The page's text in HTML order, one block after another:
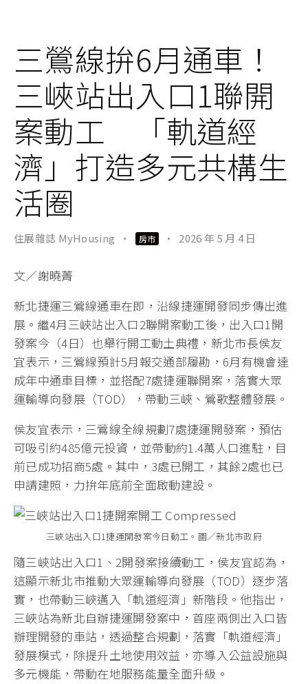
三鶯線拚6月通車！
三峽站出入口1聯開
案動工 「軌道經
濟」打造多元共構生
活圈
住展雜誌 MyHousing · 房市 · 2026 年 5 月 4 日
文／謝曉菁
新北捷運三鶯線通車在即，沿線捷運開發同步傳出進
展。繼4月三峽站出入口2聯開案動工後，出入口1開
發案今（4日）也舉行開工動土典禮，新北市長侯友
宜表示，三鶯線預計5月報交通部履勘，6月有機會達
成年中通車目標，並搭配7處捷運聯開案，落實大眾
運輸導向發展（TOD），帶動三峽、鶯歌整體發展。
侯友宜表示，三鶯線全線規劃7處捷運開發案，預估
可吸引約485億元投資，並帶動約1.4萬人口進駐，目
前已成功招商5處。其中，3處已開工，其餘2處也已
申請建照，力拚年底前全面啟動建設。
三峽站出入口1捷運開發案今日動工。圖／新北市政府
隨三峽站出入口1、2開發案接續動工，侯友宜認為，
這顯示新北市推動大眾運輸導向發展（TOD）逐步落
實，也帶動三峽邁入「軌道經濟」新階段。他指出，
三峽站為新北自辦捷運開發案中，首座兩側出入口皆
辦理開發的車站，透過整合規劃，落實「軌道經濟」
發展模式，除提升土地使用效益，亦導入公益設施與
多元機能，帶動在地服務能量全面升級。